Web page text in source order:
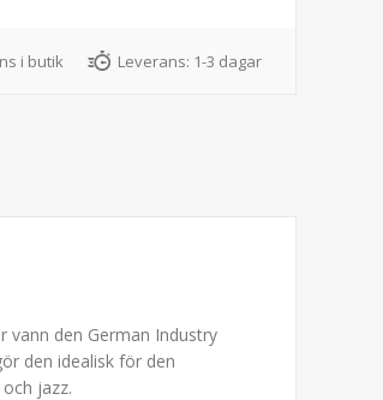
i butik Leverans: 1-3 dagar
vann den German Industry
den idealisk för den
jazz.